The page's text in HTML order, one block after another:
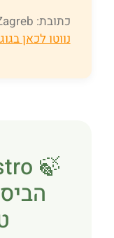
כתובת: Tkalčićeva 36, Zagreb |
נווטו לכאן